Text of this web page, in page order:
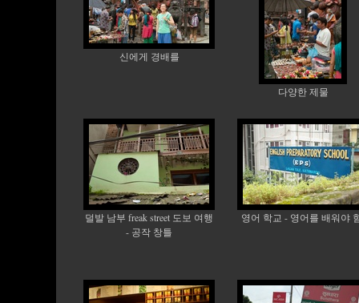
신에게 경배를
다양한 제물
덜발 남부 freak street 도보 여행
- 공작 창틀
영어 학교 - 영어를 배워야